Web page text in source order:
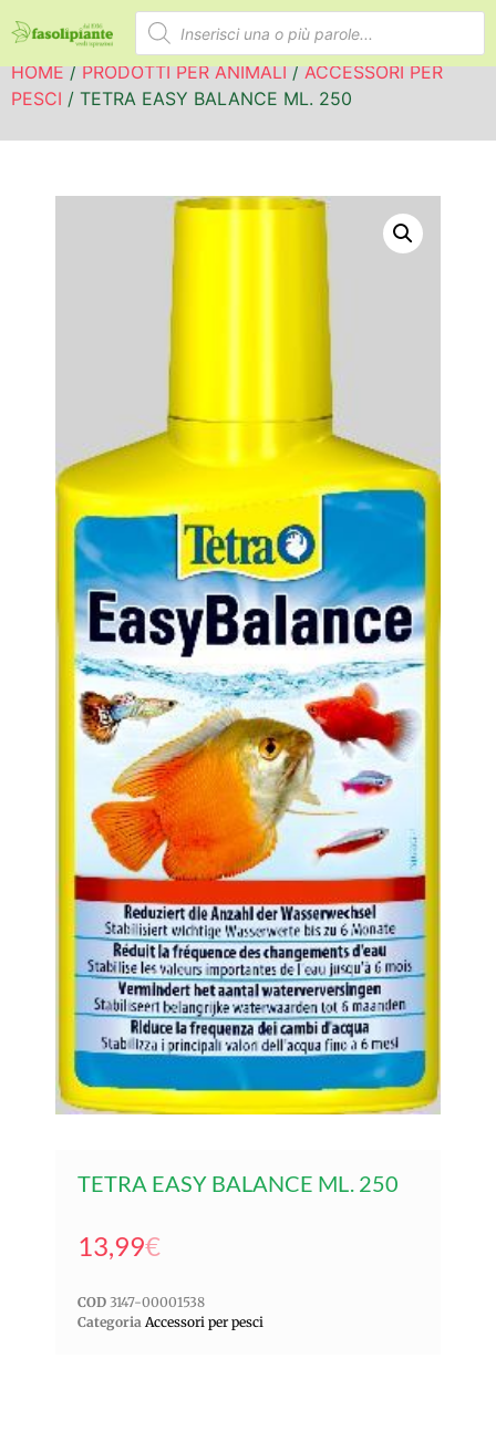
HOME/PRODOTTI PER ANIMALI/ACCESSORI PER
PESCI / TETRA EASY BALANCE ML. 250
TETRA EASY BALANCE ML. 250
13,99€
COD 3147-00001538
Categoria Accessori per pesci